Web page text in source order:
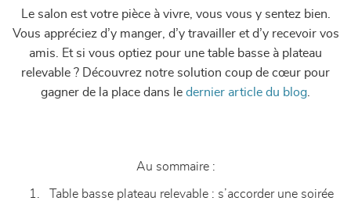
Le salon est votre pièce à vivre, vous vous y sentez bien.
Vous appréciez d’y manger, d’y travailler et d’y recevoir vos
amis. Et si vous optiez pour une table basse à plateau
relevable ? Découvrez notre solution coup de cœur pour
gagner de la place dans le dernier article du blog
Au sommaire :
Table basse plateau relevable : s’accorder une soirée